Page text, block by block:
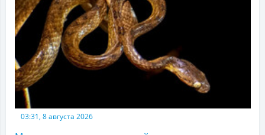
03:31, 8 августа 2026